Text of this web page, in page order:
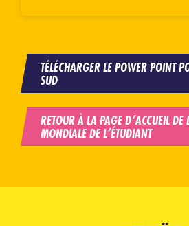
TÉLÉCHARGER LE POWER POINT
SUD
RETOUR À LA PAGE D’ACCUEIL DE
MONDIALE DE L’ÉTUDIANT